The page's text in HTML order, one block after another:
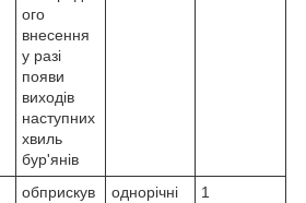
ого
внесення
у разі
появи
виходів
наступних
хвиль
бур'янів
обприскув
однорічні
1